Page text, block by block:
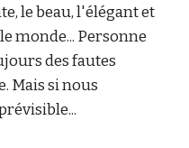
le beau, l'élégant et
monde... Personne
des fautes
Mais si nous